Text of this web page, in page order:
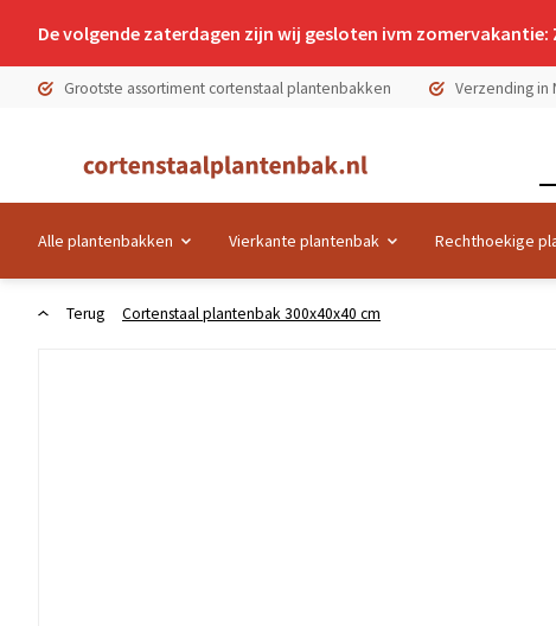
De volgende zaterdagen zijn wij gesloten ivm zomervakantie:
Grootste assortiment cortenstaal plantenbakken Verzending in
Alle plantenbakken Vierkante plantenbak Rechthoekige
Terug Cortenstaal plantenbak 300x40x40 cm